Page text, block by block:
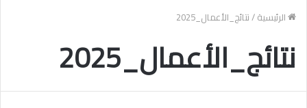
الرئيسية/نتائج_الأعمال_2025
نتائج_الأعمال_2025